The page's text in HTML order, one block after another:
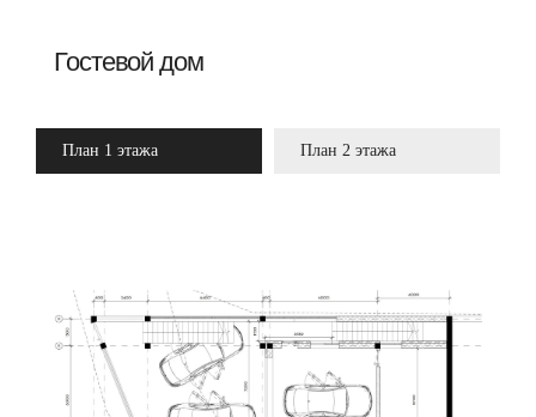
План 1 этажа План 2 этажа